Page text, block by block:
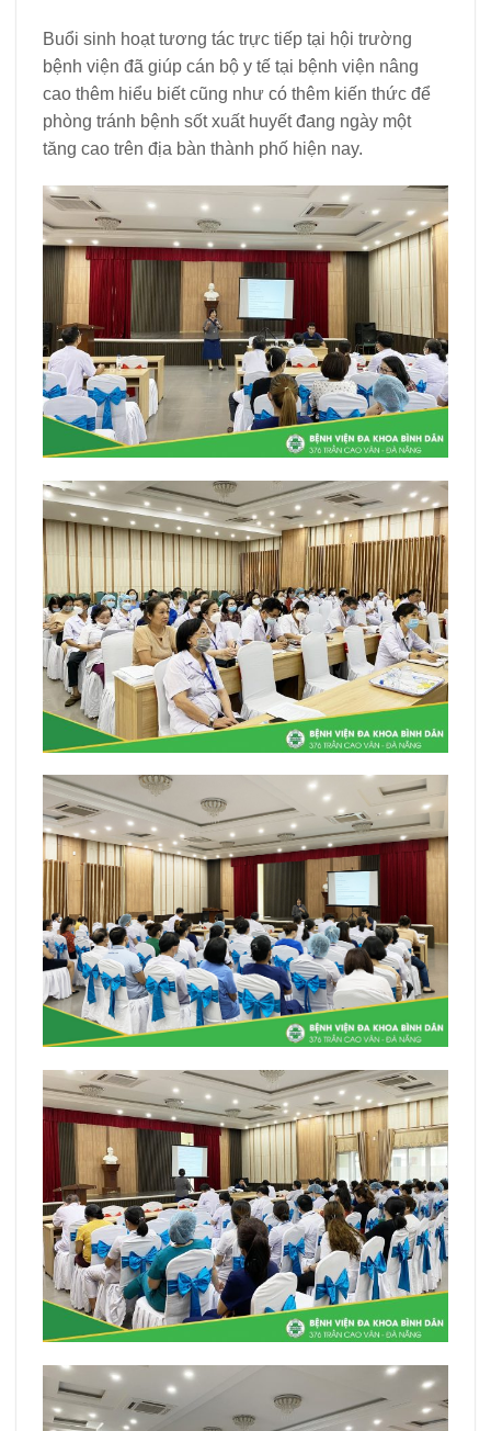
Buổi sinh hoạt tương tác trực tiếp tại hội trường
bệnh viện đã giúp cán bộ y tế tại bệnh viện nâng
cao thêm hiểu biết cũng như có thêm kiến thức để
phòng tránh bệnh sốt xuất huyết đang ngày một
tăng cao trên địa bàn thành phố hiện nay.